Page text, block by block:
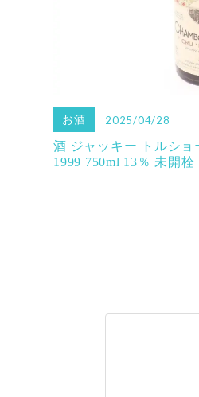
お酒 2025/04/28
酒 ジャッキー トルシ
1999 750ml 13％ 未開栓